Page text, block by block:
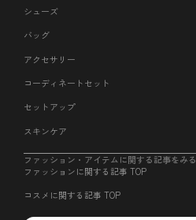
シューズ
バッグ
アクセサリー
コーディネートセット
セットアップ
スキンケア
ファッション・アイテムに関する記事をみる
ファッションに関する記事 TOP
コスメに関する記事 TOP